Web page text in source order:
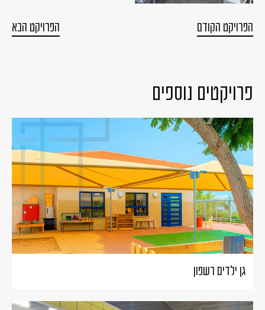
הפרויקט הקודם הפרויקט הבא
פרויקטים נוספים
גן ילדים רשפון